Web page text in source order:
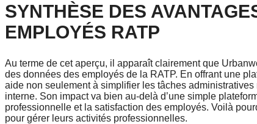
SYNTHÈSE DES
EMPLOYÉS RATP
Au terme de cet aperçu, il apparaît clairement que
des données des employés de la RATP. En offrant une
aide non seulement à simplifier les tâches
interne. Son impact va bien au-delà d’une simple
professionnelle et la satisfaction des employés. Voilà
pour gérer leurs activités professionnelles.